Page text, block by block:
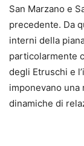
San Marzano e
precedente. Da
interni della
particolarmente
degli Etruschi e
imponevano
dinamiche di